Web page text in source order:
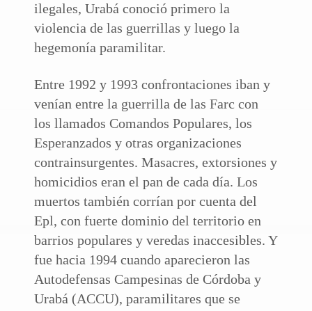
ilegales, Urabá conoció primero la
violencia de las guerrillas y luego la
hegemonía paramilitar.
Entre 1992 y 1993 confrontaciones iban y
venían entre la guerrilla de las Farc con
los llamados Comandos Populares, los
Esperanzados y otras organizaciones
contrainsurgentes. Masacres, extorsiones y
homicidios eran el pan de cada día. Los
muertos también corrían por cuenta del
Epl, con fuerte dominio del territorio en
barrios populares y veredas inaccesibles. Y
fue hacia 1994 cuando aparecieron las
Autodefensas Campesinas de Córdoba y
Urabá (ACCU), paramilitares que se